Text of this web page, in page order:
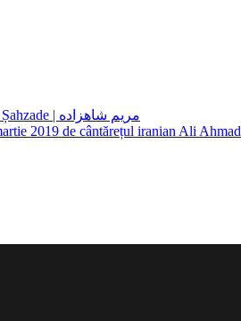
Ali Ahmadiani | علی احمدیانی – Mariam Șahzade | مریم شاهزاده
2019 de cântărețul iranian Ali